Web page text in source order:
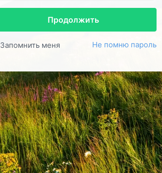
Продолжить
Запомнить меня Не помню пароль